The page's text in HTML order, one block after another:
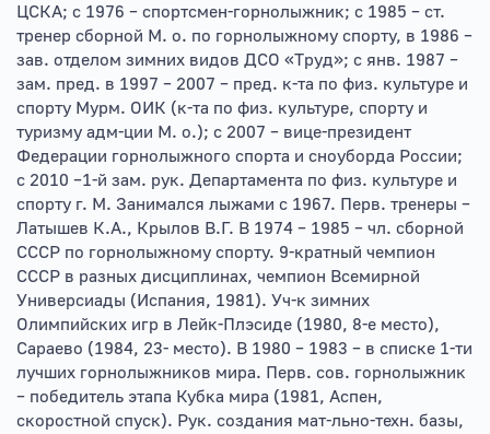
ЦСКА; с 1976 – спортсмен-горнолыжник; с 1985 – ст.
тренер сборной М. о. по горнолыжному спорту, в 1986 –
зав. отделом зимних видов ДСО «Труд»; с янв. 1987 –
зам. пред. в 1997 – 2007 – пред. к-та по физ. культуре и
спорту Мурм. ОИК (к-та по физ. культуре, спорту и
туризму адм-ции М. о.); с 2007 – вице-президент
Федерации горнолыжного спорта и сноуборда России;
с 2010 –1-й зам. рук. Департамента по физ. культуре и
спорту г. М. Занимался лыжами с 1967. Перв. тренеры –
Латышев К.А., Крылов В.Г. В 1974 – 1985 – чл. сборной
СССР по горнолыжному спорту. 9-кратный чемпион
СССР в разных дисциплинах, чемпион Всемирной
Универсиады (Испания, 1981). Уч-к зимних
Олимпийских игр в Лейк-Плэсиде (1980, 8-е место),
Сараево (1984, 23- место). В 1980 – 1983 – в списке 1-ти
лучших горнолыжников мира. Перв. сов. горнолыжник
– победитель этапа Кубка мира (1981, Аспен,
скоростной спуск). Рук. создания мат-льно-техн. базы,